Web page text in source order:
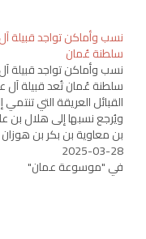
نسب وأماكن تواجد قبيلة
سلطنة عُمان
نسب وأماكن تواجد قبيلة
سلطنة عُمان تُعد قبيلة آل
القبائل العريقة التي
ويُرجع نسبها إلى هلال
بن معاوية بن بكر بن
عكرمة بن خصفة بن قيس
بن نزار بن…
2025-03-28
في "موسوعة عمان"